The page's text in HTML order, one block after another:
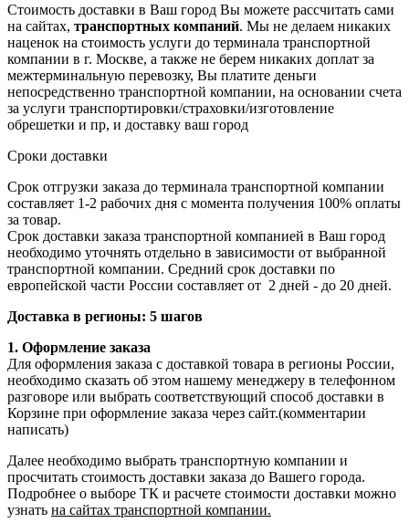
Стоимость доставки в Ваш город Вы можете рассчитать сами
на сайтах, транспортных компаний. Мы не делаем никаких
наценок на стоимость услуги до терминала транспортной
компании в г. Москве, а также не берем никаких доплат за
межтерминальную перевозку, Вы платите деньги
непосредственно транспортной компании, на основании счета
за услуги транспортировки/страховки/изготовление
обрешетки и пр, и доставку ваш город
Сроки доставки
Срок отгрузки заказа до терминала транспортной компании
составляет 1-2 рабочих дня с момента получения 100% оплаты
за товар.
Срок доставки заказа транспортной компанией в Ваш город
необходимо уточнять отдельно в зависимости от выбранной
транспортной компании. Средний срок доставки по
европейской части России составляет от 2 дней - до 20 дней.
Доставка в регионы: 5 шагов
1. Оформление заказа
Для оформления заказа с доставкой товара в регионы России,
необходимо сказать об этом нашему менеджеру в телефонном
разговоре или выбрать соответствующий способ доставки в
Корзине при оформление заказа через сайт.(комментарии
написать)
Далее необходимо выбрать транспортную компании и
просчитать стоимость доставки заказа до Вашего города.
Подробнее о выборе ТК и расчете стоимости доставки можно
узнать на сайтах транспортной компании.